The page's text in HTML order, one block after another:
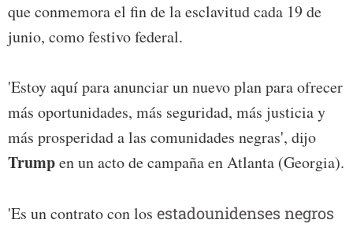
que conmemora el fin de la esclavitud cada 19 de
junio, como festivo federal.
'Estoy aquí para anunciar un nuevo plan para ofrecer
más oportunidades, más seguridad, más justicia y
más prosperidad a las comunidades negras', dijo
Trumpen un acto de campaña en Atlanta (Georgia).
'Es un contrato con los estadounidenses negros